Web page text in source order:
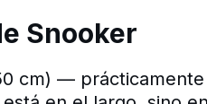
Snooker
cm) —